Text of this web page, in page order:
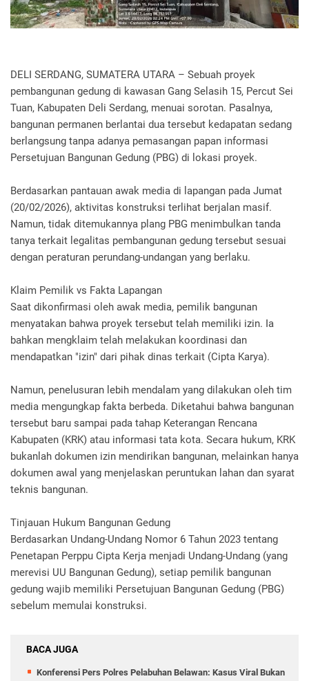
DELI SERDANG, SUMATERA UTARA – Sebuah proyek
pembangunan gedung di kawasan Gang Selasih 15, Percut Sei
Tuan, Kabupaten Deli Serdang, menuai sorotan. Pasalnya,
bangunan permanen berlantai dua tersebut kedapatan sedang
berlangsung tanpa adanya pemasangan papan informasi
Persetujuan Bangunan Gedung (PBG) di lokasi proyek.
Berdasarkan pantauan awak media di lapangan pada Jumat
(20/02/2026), aktivitas konstruksi terlihat berjalan masif.
Namun, tidak ditemukannya plang PBG menimbulkan tanda
tanya terkait legalitas pembangunan gedung tersebut sesuai
dengan peraturan perundang-undangan yang berlaku.
Klaim Pemilik vs Fakta Lapangan
Saat dikonfirmasi oleh awak media, pemilik bangunan
menyatakan bahwa proyek tersebut telah memiliki izin. Ia
bahkan mengklaim telah melakukan koordinasi dan
mendapatkan "izin" dari pihak dinas terkait (Cipta Karya).
Namun, penelusuran lebih mendalam yang dilakukan oleh tim
media mengungkap fakta berbeda. Diketahui bahwa bangunan
tersebut baru sampai pada tahap Keterangan Rencana
Kabupaten (KRK) atau informasi tata kota. Secara hukum, KRK
bukanlah dokumen izin mendirikan bangunan, melainkan hanya
dokumen awal yang menjelaskan peruntukan lahan dan syarat
teknis bangunan.
Tinjauan Hukum Bangunan Gedung
Berdasarkan Undang-Undang Nomor 6 Tahun 2023 tentang
Penetapan Perppu Cipta Kerja menjadi Undang-Undang (yang
merevisi UU Bangunan Gedung), setiap pemilik bangunan
gedung wajib memiliki Persetujuan Bangunan Gedung (PBG)
sebelum memulai konstruksi.
BACA JUGA
Konferensi Pers Polres Pelabuhan Belawan: Kasus Viral Bukan